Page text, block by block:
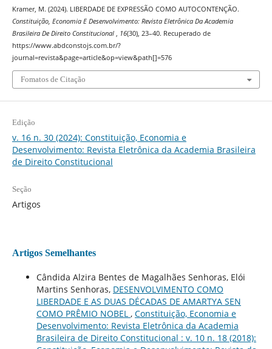
Kramer, M. (2024). LIBERDADE DE EXPRESSÃO COMO AUTOCONTENÇÃO.
Constituição, Economia E Desenvolvimento: Revista Eletrônica Da Academia
Brasileira De Direito Constitucional , 16(30), 23–40. Recuperado de
https://www.abdconstojs.com.br/?
journal=revista&page=article&op=view&path[]=576
Fomatos de Citação
Edição
v. 16 n. 30 (2024): Constituição, Economia e
Desenvolvimento: Revista Eletrônica da Academia Brasileira
de Direito Constitucional
Seção
Artigos
Artigos Semelhantes
Cândida Alzira Bentes de Magalhães Senhoras, Elói
Martins Senhoras, DESENVOLVIMENTO COMO
LIBERDADE E AS DUAS DÉCADAS DE AMARTYA SEN
COMO PRÊMIO NOBEL , Constituição, Economia e
Desenvolvimento: Revista Eletrônica da Academia
Brasileira de Direito Constitucional : v. 10 n. 18 (2018):